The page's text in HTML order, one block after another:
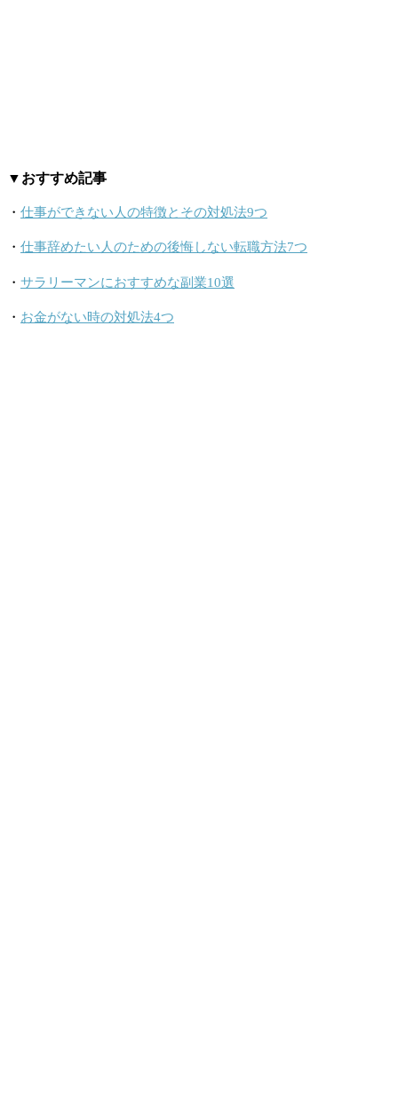
▼おすすめ記事
・ 仕事ができない人の特徴とその対処法9つ
・ 仕事辞めたい人のための後悔しない転職方法7つ
・ サラリーマンにおすすめな副業10選
・ お金がない時の対処法4つ